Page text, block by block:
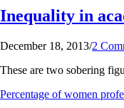
Inequality in
December 18, 2013/2
These are two sobering
Percentage of women